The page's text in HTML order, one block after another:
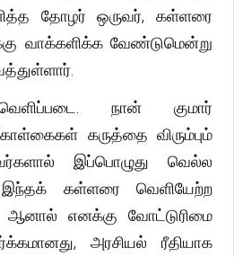
தோழர் ஒருவர், கள்ளரை
வாக்களிக்க வேண்டுமென்று
நான் குமார்
கருத்தை விரும்பும்
இப்பொழுது வெல்ல
இந்தக் கள்ளரை வெளியேற்ற
ஆனால் எனக்கு வோட்டுரிமை
அரசியல் ரீதியாக